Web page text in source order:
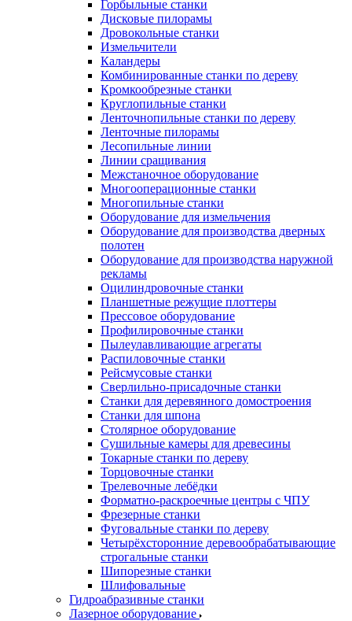
Горбыльные станки
Дисковые пилорамы
Дровокольные станки
Измельчители
Каландеры
Комбинированные станки по дереву
Кромкообрезные станки
Круглопильные станки
Ленточнопильные станки по дереву
Ленточные пилорамы
Лесопильные линии
Линии сращивания
Межстаночное оборудование
Многооперационные станки
Многопильные станки
Оборудование для измельчения
Оборудование для производства дверных
полотен
Оборудование для производства наружной
рекламы
Оцилиндровочные станки
Планшетные режущие плоттеры
Прессовое оборудование
Профилировочные станки
Пылеулавливающие агрегаты
Распиловочные станки
Рейсмусовые станки
Сверлильно-присадочные станки
Станки для деревянного домостроения
Станки для шпона
Столярное оборудование
Сушильные камеры для древесины
Токарные станки по дереву
Торцовочные станки
Трелевочные лебёдки
Форматно-раскроечные центры с ЧПУ
Фрезерные станки
Фуговальные станки по дереву
Четырёхсторонние деревообрабатывающие
строгальные станки
Шипорезные станки
Шлифовальные
Гидроабразивные станки
Лазерное оборудование